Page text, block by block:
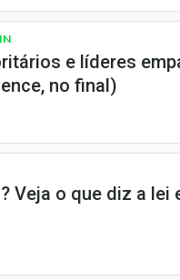
e líderes
no final)
Veja o que diz a